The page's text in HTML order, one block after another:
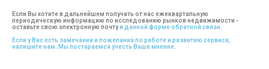
Если Вы хотите в дальнейшем получать от нас ежеквартальную
периодическую информацию по исследованию рынков недвижимости -
оставьте свою электронную почтув данной форме обратной связи.
Если у Вас есть замечания и пожелания по работе и развитию сервиса,
напишите нам. Мы постараемся учесть Ваше мнение.